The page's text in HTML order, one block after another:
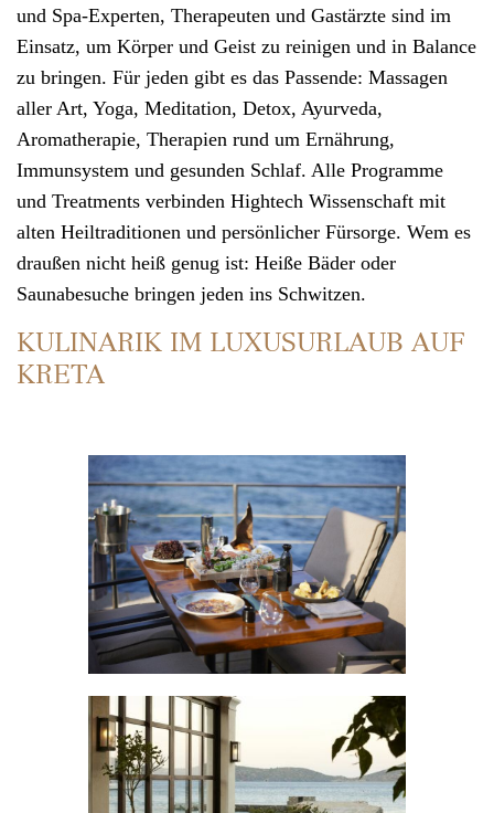
und Spa-Experten, Therapeuten und Gastärzte sind im
Einsatz, um Körper und Geist zu reinigen und in Balance
zu bringen. Für jeden gibt es das Passende: Massagen
aller Art, Yoga, Meditation, Detox, Ayurveda,
Aromatherapie, Therapien rund um Ernährung,
Immunsystem und gesunden Schlaf. Alle Programme
und Treatments verbinden Hightech Wissenschaft mit
alten Heiltraditionen und persönlicher Fürsorge. Wem es
draußen nicht heiß genug ist: Heiße Bäder oder
Saunabesuche bringen jeden ins Schwitzen.
KULINARIK IM LUXUSURLAUB AUF
KRETA